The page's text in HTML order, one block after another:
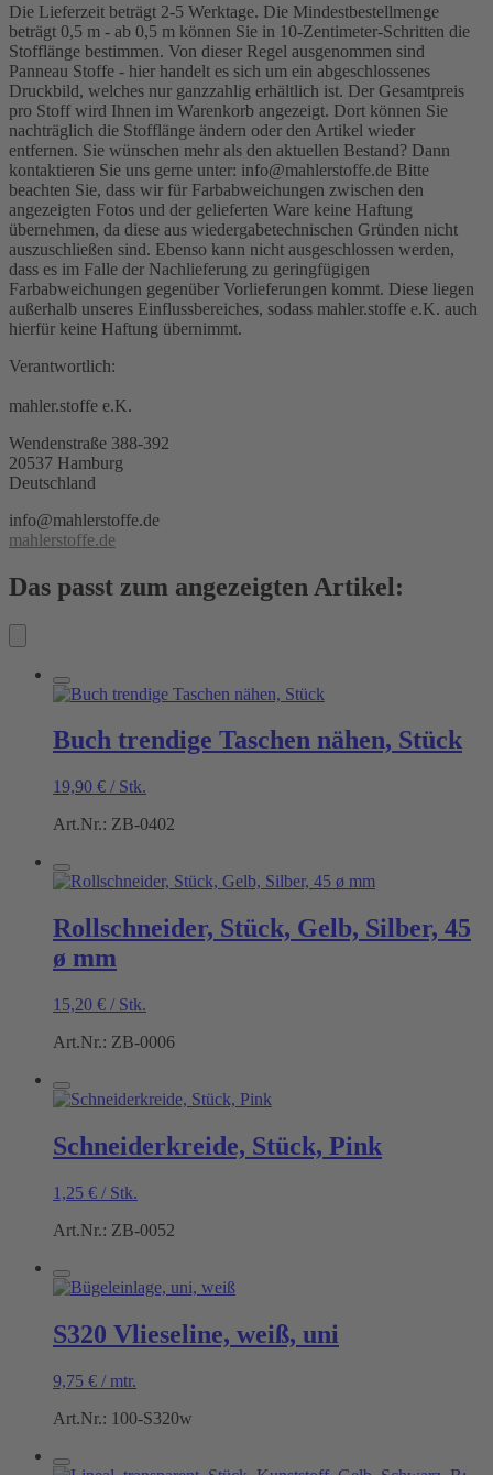
Die Lieferzeit beträgt 2-5 Werktage. Die Mindestbestellmenge
beträgt 0,5 m - ab 0,5 m können Sie in 10-Zentimeter-Schritten die
Stofflänge bestimmen. Von dieser Regel ausgenommen sind
Panneau Stoffe - hier handelt es sich um ein abgeschlossenes
Druckbild, welches nur ganzzahlig erhältlich ist. Der Gesamtpreis
pro Stoff wird Ihnen im Warenkorb angezeigt. Dort können Sie
nachträglich die Stofflänge ändern oder den Artikel wieder
entfernen. Sie wünschen mehr als den aktuellen Bestand? Dann
kontaktieren Sie uns gerne unter: info@mahlerstoffe.de Bitte
beachten Sie, dass wir für Farbabweichungen zwischen den
angezeigten Fotos und der gelieferten Ware keine Haftung
übernehmen, da diese aus wiedergabetechnischen Gründen nicht
auszuschließen sind. Ebenso kann nicht ausgeschlossen werden,
dass es im Falle der Nachlieferung zu geringfügigen
Farbabweichungen gegenüber Vorlieferungen kommt. Diese liegen
außerhalb unseres Einflussbereiches, sodass mahler.stoffe e.K. auch
hierfür keine Haftung übernimmt.
Verantwortlich:
mahler.stoffe e.K.
Wendenstraße 388-392
20537 Hamburg
Deutschland
info@mahlerstoffe.de
mahlerstoffe.de
Das passt zum angezeigten Artikel:
Buch trendige Taschen nähen, Stück
19,90 € / Stk.
Art.Nr.: ZB-0402
Rollschneider, Stück, Gelb, Silber, 45
ø mm
15,20 € / Stk.
Art.Nr.: ZB-0006
Schneiderkreide, Stück, Pink
1,25 € / Stk.
Art.Nr.: ZB-0052
S320 Vlieseline, weiß, uni
9,75 € / mtr.
Art.Nr.: 100-S320w